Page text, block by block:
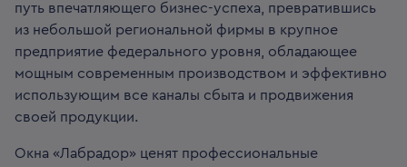
путь впечатляющего бизнес-успеха, превратившись
из небольшой региональной фирмы в крупное
предприятие федерального уровня, обладающее
мощным современным производством и эффективно
использующим все каналы сбыта и продвижения
своей продукции.
Окна «Лабрадор» ценят профессиональные